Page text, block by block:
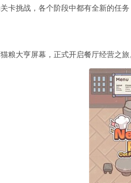
卡挑战，各个阶段中都有全新的任
粮大亨屏幕，正式开启餐厅经营之旅